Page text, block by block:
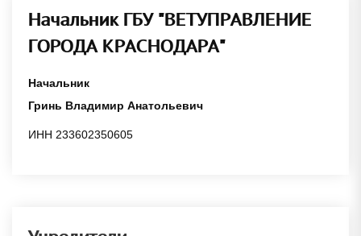
Начальник ГБУ "ВЕТУПРАВЛЕНИЕ
ГОРОДА КРАСНОДАРА"
Начальник
Гринь Владимир Анатольевич
ИНН 233602350605